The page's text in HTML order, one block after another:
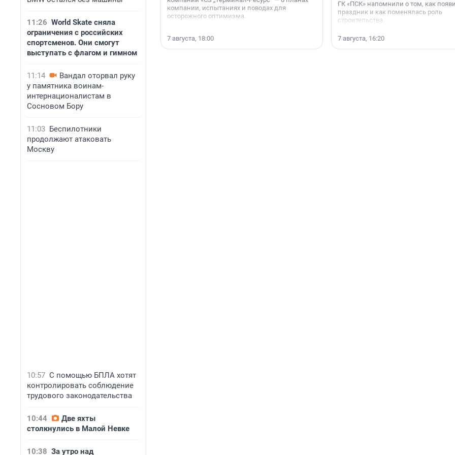
11:26 World Skate сняла
ограничения с российских
спортсменов. Они смогут
выступать с флагом и гимном
11:14
Вандал оторвал руку
у памятника воинам-
интернационалистам в
Сосновом Бору
11:03 Беспилотники
продолжают атаковать
Москву
10:57 С помощью БПЛА хотят
контролировать соблюдение
трудового законодательства
10:44
Две яхты
столкнулись в Малой Невке
10:38 За утро над
компании, испытаниях и поводах для
осторожного оптимизма.
7 августа, 18:00
ГК «ПСК» напомнили о том, как
праздник и как поменялась роль
строительства.
7 августа, 16:20